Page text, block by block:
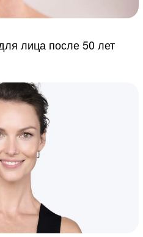
лица после 50 лет